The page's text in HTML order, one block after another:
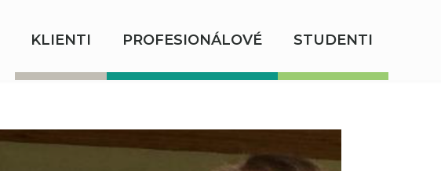
KLIENTI PROFESIONÁLOVÉ STUDENTI